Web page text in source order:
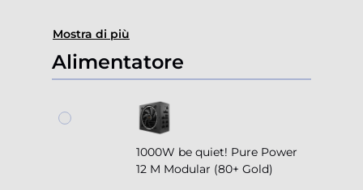
Mostra di più
Alimentatore
1000W be quiet! Pure Power
12 M Modular (80+ Gold)